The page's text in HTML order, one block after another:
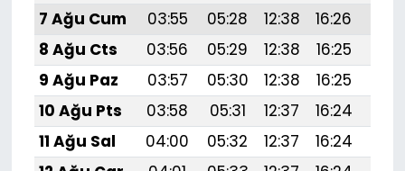
7 Ağu Cum
03:55 05:28 12:38 16:26
8 Ağu Cts
03:56 05:29 12:38 16:25
9 Ağu Paz
03:57 05:30 12:38 16:25
10 Ağu Pts
03:58 05:31 12:37 16:24
11 Ağu Sal
04:00 05:32 12:37 16:24